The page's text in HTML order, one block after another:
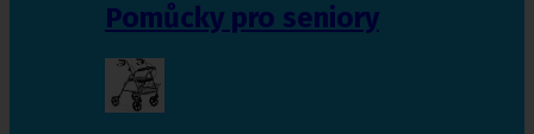
Pomůcky pro seniory